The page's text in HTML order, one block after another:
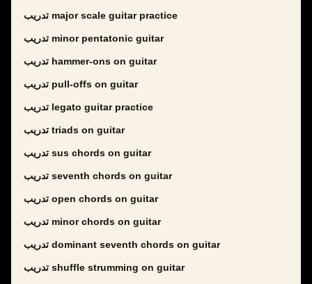
تدريب major scale guitar practice
تدريب minor pentatonic guitar
تدريب hammer-ons on guitar
تدريب pull-offs on guitar
تدريب legato guitar practice
تدريب triads on guitar
تدريب sus chords on guitar
تدريب seventh chords on guitar
تدريب open chords on guitar
تدريب minor chords on guitar
تدريب dominant seventh chords on guitar
تدريب shuffle strumming on guitar